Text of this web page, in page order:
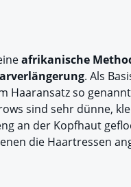
afrikanische
. Als
Haaransatz so
sind sehr dünne,
an der Kopfhaut
die Haartressen